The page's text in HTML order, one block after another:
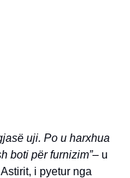
uji. Po u harxhua
boti për furnizim”– u
i pyetur nga